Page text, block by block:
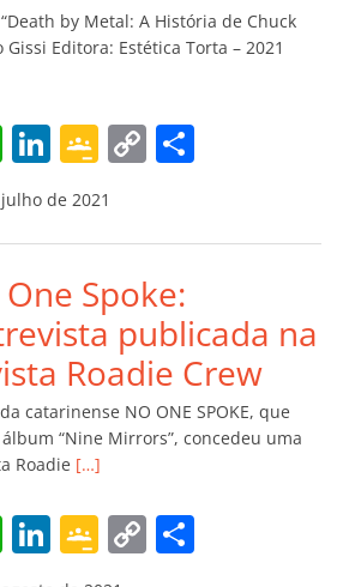
ss
ro
m
ar
by Metal: A História de Chuck
Editora: Estética Torta – 2021
W
h
at
s
A
p
p
Li
n
k
e
dI
n
G
o
o
gl
e
Cl
a
ss
ro
o
m
C
y
Li
n
k
p
til
h
ar
de 2021
Spoke:
publicada na
Roadie Crew
catarinense NO ONE SPOKE, que
“Nine Mirrors”, concedeu uma
Roadie […]
W Li
n
G
o
C